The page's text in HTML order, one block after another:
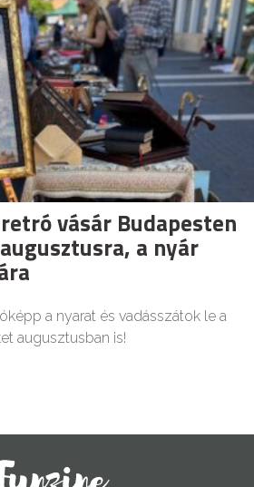
vásár Budapesten
a nyár
a nyarat és vadásszátok le a
augusztusban is!